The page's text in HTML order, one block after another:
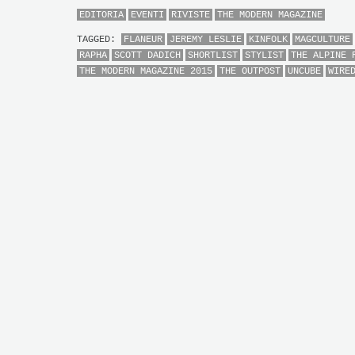
EDITORIA EVENTI RIVISTE THE MODERN MAGAZINE
TAGGED: FLANEUR JEREMY LESLIE KINFOLK MAGCULTURE
RAPHA
SCOTT DADICH SHORTLIST STYLIST THE ALPINE
THE MODERN MAGAZINE 2015
THE OUTPOST UNCUBE